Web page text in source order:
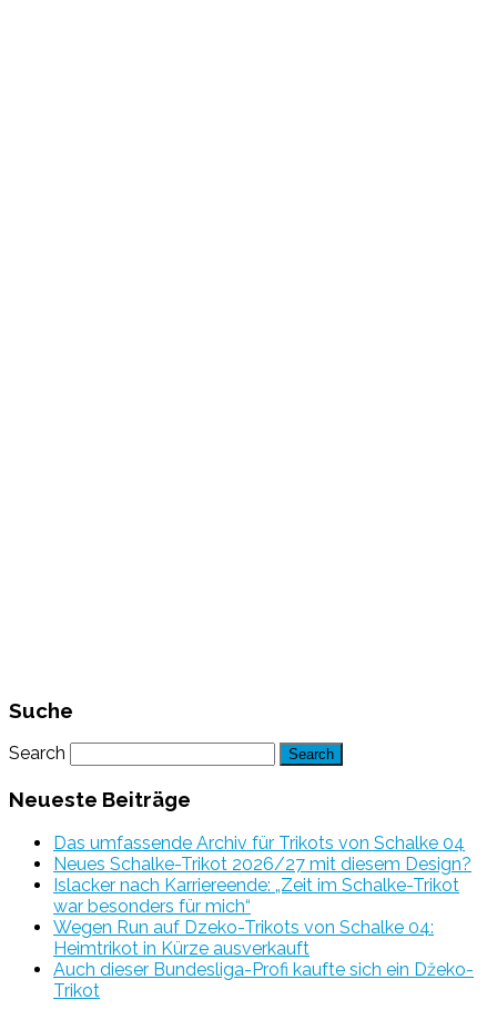
Suche
Search
Neueste Beiträge
Das umfassende Archiv für Trikots von Schalke 04
Neues Schalke-Trikot 2026/27 mit diesem Design?
Islacker nach Karriereende: „Zeit im Schalke-Trikot
war besonders für mich“
Wegen Run auf Dzeko-Trikots von Schalke 04:
Heimtrikot in Kürze ausverkauft
Auch dieser Bundesliga-Profi kaufte sich ein Džeko-
Trikot